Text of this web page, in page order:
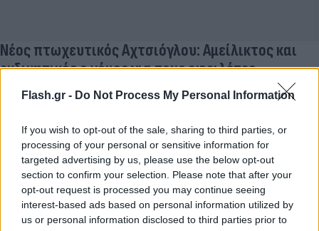
Flash.gr - Do Not Process My Personal Information
If you wish to opt-out of the sale, sharing to third parties, or
processing of your personal or sensitive information for
targeted advertising by us, please use the below opt-out
section to confirm your selection. Please note that after your
opt-out request is processed you may continue seeing
interest-based ads based on personal information utilized by
us or personal information disclosed to third parties prior to
Νέος πτωχευτικός Αχτσιόγλου: Αμείλικτος και
εκδικητικός ο νόμος για τους οφειλέτες
02.06.2021 13:27
Έλλη
Κομνηνού